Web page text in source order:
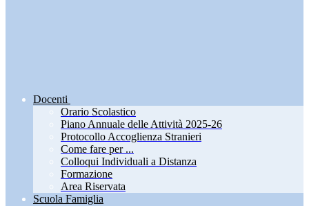
Docenti
Orario Scolastico
Piano Annuale delle Attività 2025-26
Protocollo Accoglienza Stranieri
Come fare per ...
Colloqui Individuali a Distanza
Formazione
Area Riservata
Scuola Famiglia